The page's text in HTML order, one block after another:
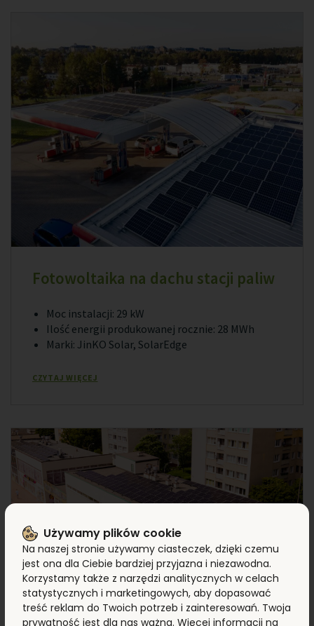
Fotowoltaika na dachu stacji paliw
Moc instalacji: 29 kW
Ilość energii produkowanej rocznie: 28 MWh
Marki: JinKO Solar, SolarEdge
CZYTAJ WIĘCEJ
Używamy plików cookie
Na naszej stronie używamy ciasteczek, dzięki czemu
jest ona dla Ciebie bardziej przyjazna i niezawodna.
Korzystamy także z narzędzi analitycznych w celach
statystycznych i marketingowych, aby dopasować
treść reklam do Twoich potrzeb i zainteresowań. Twoja
prywatność jest dla nas ważna. Więcej informacji na